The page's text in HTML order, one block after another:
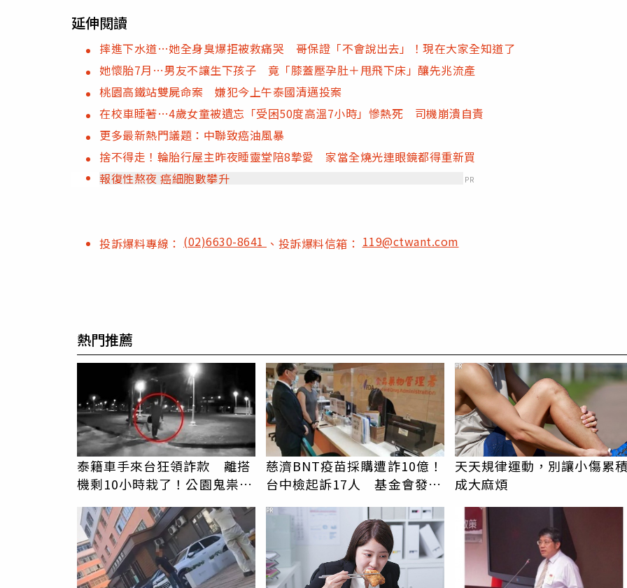
延伸閱讀
摔進下水道…她全身臭爆拒被救痛哭 哥保證「不會說出去」！現在大家全知道了
她懷胎7月…男友不讓生下孩子 竟「膝蓋壓孕肚＋甩飛下床」釀先兆流產
桃園高鐵站雙屍命案 嫌犯今上午泰國清邁投案
在校車睡著…4歲女童被遺忘「受困50度高溫7小時」慘熱死 司機崩潰自責
更多最新熱門議題：中聯致癌油風暴
捨不得走！輪胎行屋主昨夜睡靈堂陪8摯愛 家當全燒光連眼鏡都得重新買
報復性熬夜 癌細胞數攀升
PR
投訴爆料專線： (02)6630-8641 、投訴爆料信箱：119@ctwant.com
熱門推薦
泰籍車手來台狂領詐款 離搭
機剩10小時栽了！公園鬼祟整
慈濟BNT疫苗採購遭詐10億！
台中檢起訴17人 基金會發聲
天天規律運動，別讓小傷累
成大麻煩
PR
PR